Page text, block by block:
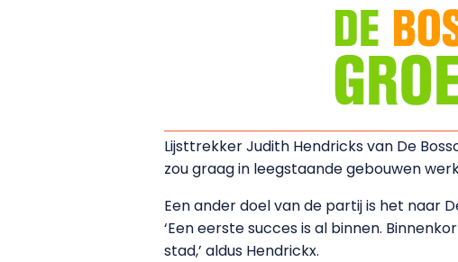
Lijsttrekker Judith Hendricks van De
zou graag in leegstaande gebouwen
Een ander doel van de partij is het naar
‘Een eerste succes is al binnen.
stad,’ aldus Hendrickx.